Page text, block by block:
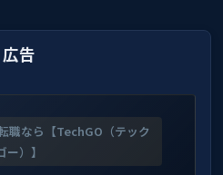
広告
職なら【TechGO（テック
ー）】